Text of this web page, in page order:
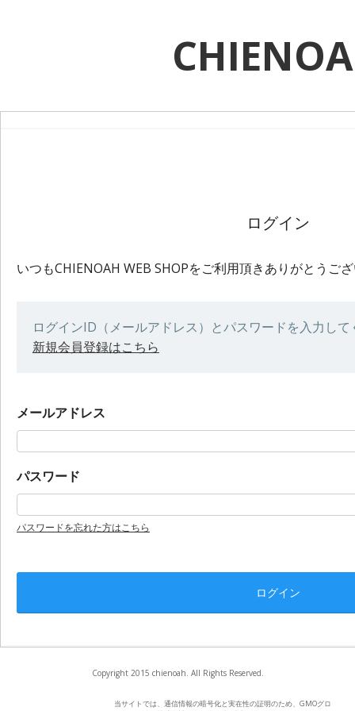
ログイン
いつもCHIENOAH WEB SHOPをご利用頂きありがとうご
ログインID（メールアドレス）とパスワードを入力して
新規会員登録はこちら
メールアドレス
パスワード
パスワードを忘れた方はこちら
Copyright 2015 chienoah. All Rights Reserved.
当サイトでは、通信情報の暗号化と実在性の証明のため、GMOグロ